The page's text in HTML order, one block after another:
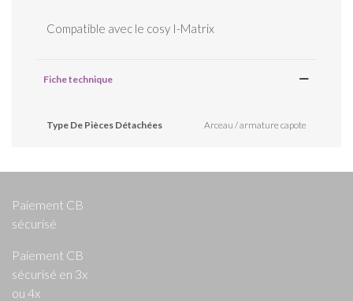
Compatible avec le cosy I-Matrix
Fiche technique
Type De Pièces Détachées Arceau / armature capote
Paiement CB
sécurisé
Paiement CB
sécurisé en 3x
ou 4x